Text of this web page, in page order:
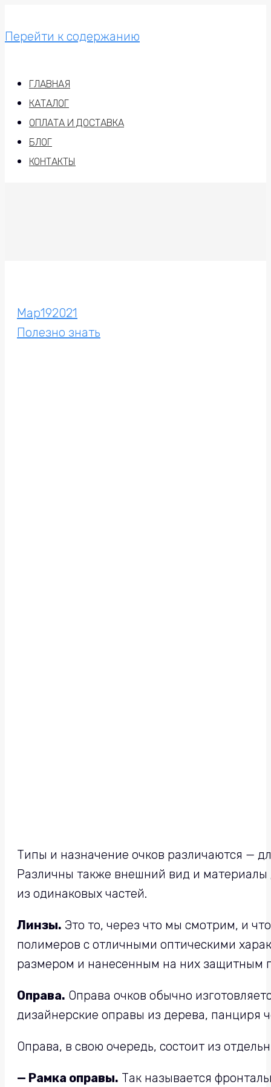
Перейти к содержанию
ГЛАВНАЯ
КАТАЛОГ
ОПЛАТА И ДОСТАВКА
БЛОГ
КОНТАКТЫ
Мар192021
Полезно знать
Типы и назначение очков различаются —
Различны также внешний вид и материалы
из одинаковых частей.
Линзы. Это то, через что мы смотрим, и
полимеров с отличными оптическими
размером и нанесенным на них защитным
Оправа. Оправа очков обычно
дизайнерские оправы из дерева, панциря
Оправа, в свою очередь, состоит из
— Рамка оправы. Так называется